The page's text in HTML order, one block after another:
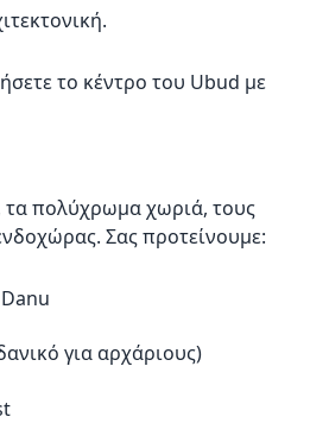
το κέντρο του Ubud με
τα πολύχρωμα χωριά, τους
Σας προτείνουμε:
για αρχάριους)